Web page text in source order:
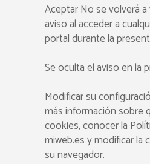
Aceptar No se volverá
aviso al acceder a
portal durante la
Se oculta el aviso en la
Modificar su
más información sobre
cookies, conocer la
miweb.es y modificar la
su navegador.